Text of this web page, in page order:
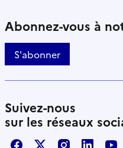
Abonnez-vous à
S'abonner
Suivez-nous
sur les réseaux
FacebookX / TwitterInstagram
LinkedIn